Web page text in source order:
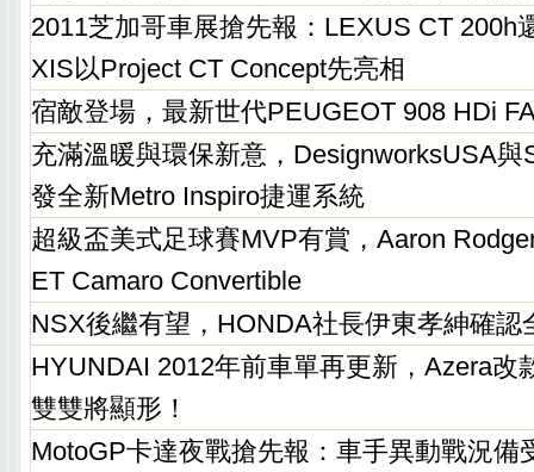
2011芝加哥車展搶先報：LEXUS CT 200h
XIS以Project CT Concept先亮相
宿敵登場，最新世代PEUGEOT 908 HDi
充滿溫暖與環保新意，DesignworksUSA與
發全新Metro Inspiro捷運系統
超級盃美式足球賽MVP有賞，Aaron
ET Camaro Convertible
NSX後繼有望，HONDA社長伊東孝紳確認
HYUNDAI 2012年前車單再更新，Azera改
雙雙將顯形！
MotoGP卡達夜戰搶先報：車手異動戰況備